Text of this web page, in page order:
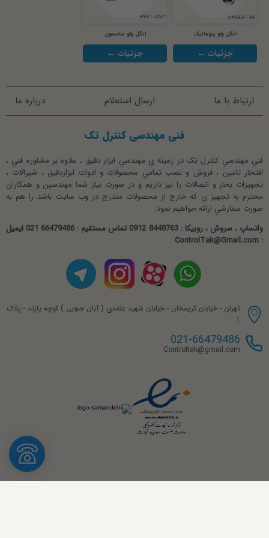
سایز : 1/4 ~ 5ا
اتصال : فلنجی /رزوه
متریال : SS316
فروش انگل ولو
فروش انگل ولو نیز همچون سایر شیرآلات و انگل ولو ها در حیطه ی
کیفیت همچنین قیمت مناسب نمونه جایگزین مناسبی جهت انواع انگل
ولو ON/OFF یا تدریجی می باشد. البته همانطور که اشاره شد انگل ولو
متریال استیل نیز موجود می باشد . جهت اعلام موجودی قیمت و نیز
مشاوره با کارشناسان ما جهت اطمینان خاطر از انتخاب درست انگل ولو
مورد نیاز ، با واحد فروش انگل ولو این شرکت تماس حاصل نمایید. فروش
انگل ولو تخصص ماست .
محصول مرتبط :
انگل ولو پنوماتیک ک
he Type SAMSON 3347 hygienic angle control valve is designed for the strict sanitary
HEDGE. The valve body is designed free of dead space and having a smooth, polished,
satin, or mirror finish on internal and external surfaces. PTFE bushings are used to
seal body and bonnet as well as bonnet and plug stem. An additional steam line
connection is available for stricter purity requirements. This design can be cleaned
using the CIP method SAMSON 3347.
The Type SAMSON 3347 can be assembled with a pneumatic, electric, hydraulic, or
امتیاز 5 از 5
عالی و دقیق.راضی بودم
امتیاز 5 از 5
انگل ولو پنوماتیک
جزئیات ←
انگل ولو سامسون
جزئیات ←
ارتباط با ما ارسال استعلام درباره ما
فنی مهندسی کنترل تک
فني مهندسي کنترل تک در زمينه ي مهندسي ابزار دقيق ، علاوه بر مشاوره فني ،
افتخار تامين ، فروش و نصب تمامي محصولات و ادوات ابزاردقيق ، شيرآلات ،
تجهيزات بخار و اتصالات را نيز داريم و در صورت نياز شما مهندسين و همکاران
محترم به تجهيز ي که خارج از محصولات مندرج در وب سايت باشد را هم به
صورت سفارشي ارائه خواهيم نمود.
واتساپ ، سروش ، روبیکا : 8448763 0912 تماس مستقیم : 66479486 021 ایمیل
: ControlTak@Gmail.com
تهران - خیابان کریمخان - خیابان شهید عضدی ( آبان جنوبی ) کوچه پازند - پلاک
1
021-66479486
Controltak@gmail.com